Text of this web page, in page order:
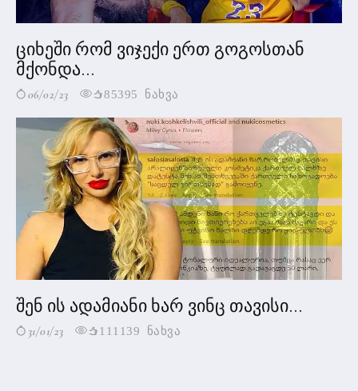
ციხეში რომ ვიჯექი ერთ გოგოსთან
მქონდა...
06/02/23 85395 ნახვა
შენ ის ადამიანი ხარ ვინც თავისი...
31/01/23 111139 ნახვა